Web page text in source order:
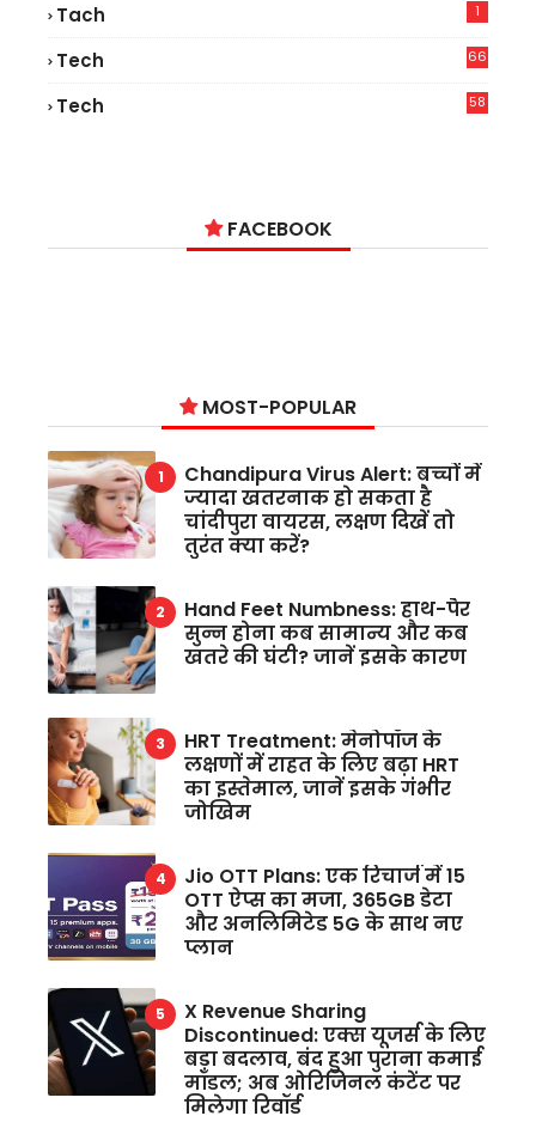
Tach 1
Tech
66
Tech
58
FACEBOOK
MOST-POPULAR
Chandipura Virus Alert: बच्चों में
ज्यादा खतरनाक हो सकता है
चांदीपुरा वायरस, लक्षण दिखें तो
तुरंत क्या करें?
Hand Feet Numbness: हाथ-पैर
सुन्न होना कब सामान्य और कब
खतरे की घंटी? जानें इसके कारण
HRT Treatment: मेनोपॉज के
लक्षणों में राहत के लिए बढ़ा HRT
का इस्तेमाल, जानें इसके गंभीर
जोखिम
Jio OTT Plans: एक रिचार्ज में 15
OTT ऐप्स का मजा, 365GB डेटा
और अनलिमिटेड 5G के साथ नए
प्लान
X Revenue Sharing
Discontinued: एक्स यूजर्स के लिए
बड़ा बदलाव, बंद हुआ पुराना कमाई
मॉडल; अब ओरिजिनल कंटेंट पर
मिलेगा रिवॉर्ड